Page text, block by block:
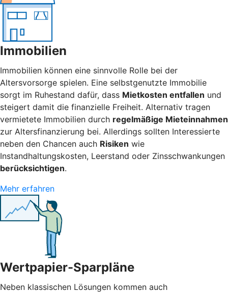
Immobilien
Immobilien können eine sinnvolle Rolle bei der
Altersvorsorge spielen. Eine selbstgenutzte Immobilie
sorgt im Ruhestand dafür, dass Mietkosten entfallen und
steigert damit die finanzielle Freiheit. Alternativ tragen
vermietete Immobilien durch regelmäßige Mieteinnahmen
zur Altersfinanzierung bei. Allerdings sollten Interessierte
neben den Chancen auch Risiken wie
Instandhaltungskosten, Leerstand oder Zinsschwankungen
berücksichtigen.
Mehr erfahren
Wertpapier-Sparpläne
Neben klassischen Lösungen kommen auch